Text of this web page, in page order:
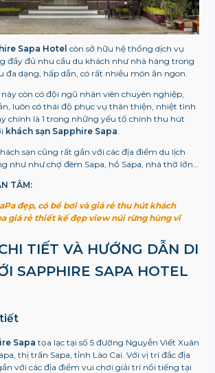
Sapa Hotel còn sở hữu hệ thống dịch vụ
đầy đủ nhu cầu du khách như nhà hàng trong
đa dạng, hấp dẫn, có rất nhiều món ăn ngon.
này còn có đội ngũ nhân viên chuyên nghiệp,
luôn có thái độ phục vụ thân thiện, nhiệt tình
chính là 1 trong những yếu tố chính thu hút
khách sạn Sapphire Sapa.
sạn cũng rất gần với các địa điểm du lịch
như như chợ đêm Sapa, hồ Sapa, nhà thờ lớn…
TÂM:
đẹp, có bể bơi và giá rẻ thu hút khách
giá rẻ thiết kế đẹp view núi rừng hùng vĩ
TIẾT VÀ HƯỚNG DẪN DI
SAPPHIRE SAPA HOTEL
Sapa tọa lạc tại số 5 đường Nguyễn Viết Xuân
thị trấn Sapa, tỉnh Lào Cai. Với vị trí đắc địa
với các địa điểm vui chơi giải trí nổi tiếng tại